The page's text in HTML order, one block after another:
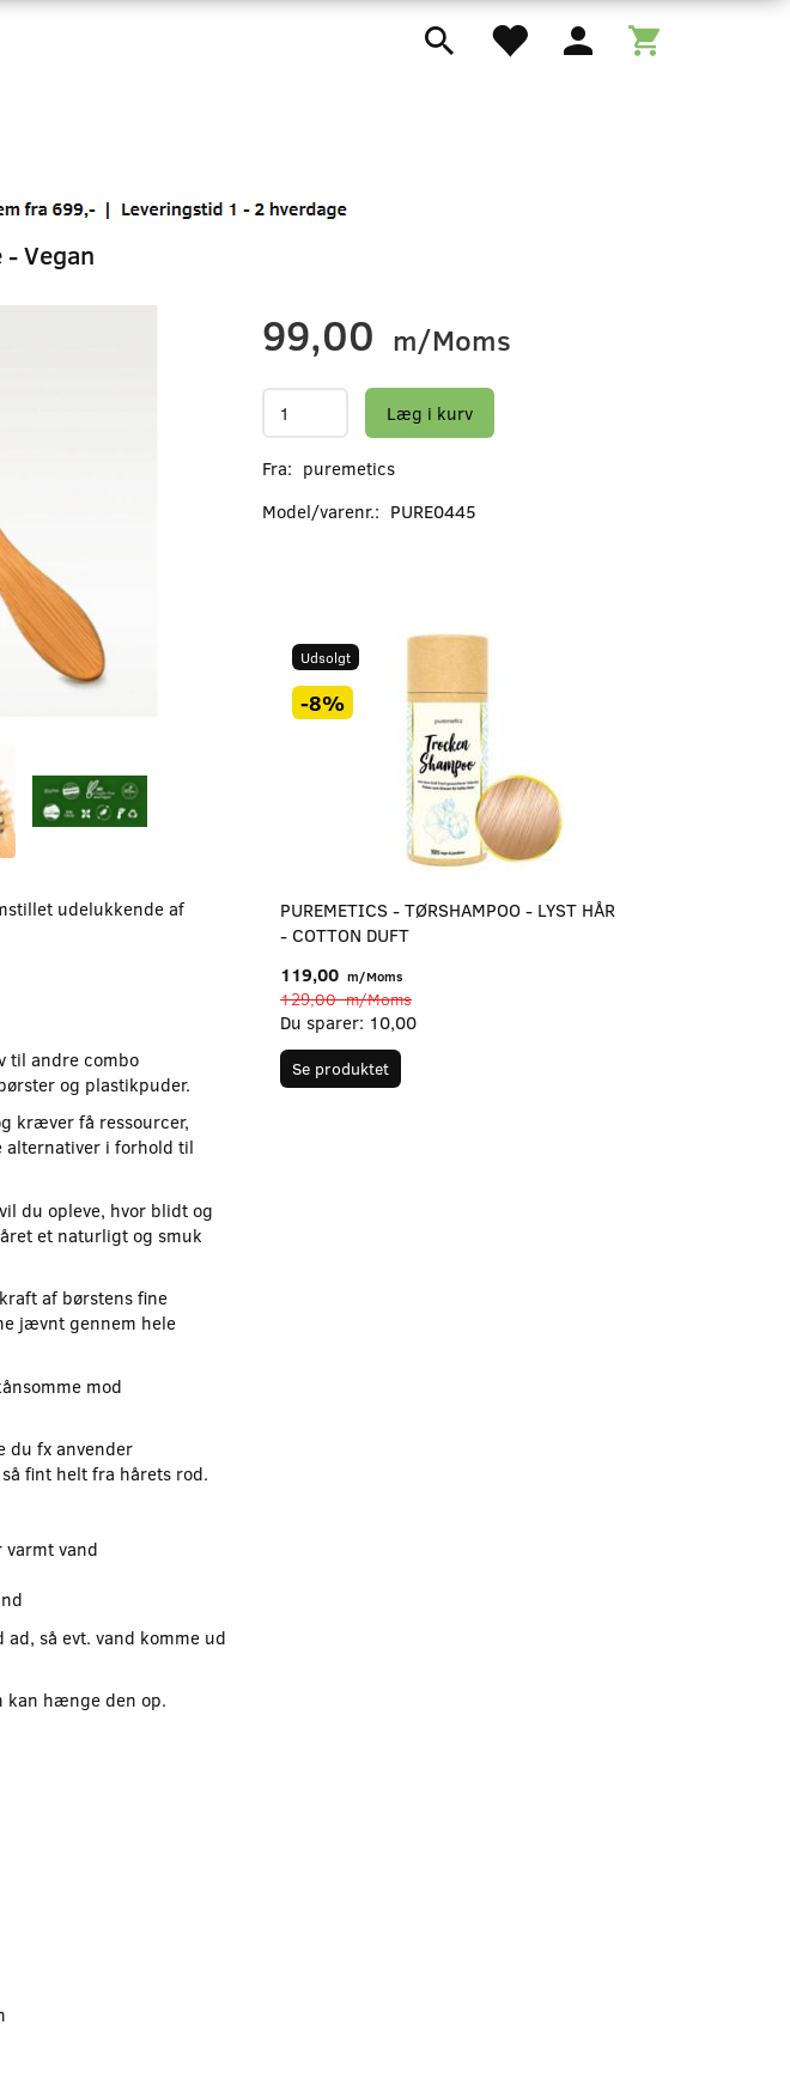
Vegan
udelukkende af
til andre combo
og plastikpuder.
kræver få ressourcer,
alternativer i forhold til
du opleve, hvor blidt og
et naturligt og smuk
af børstens fine
jævnt gennem hele
mod
du fx anvender
fint helt fra hårets rod.
varmt vand
så evt. vand komme ud
kan hænge den op.
99,00 m/Moms
Læg i kurv
Fra: puremetics
Model/varenr.: PURE0445
Udsolgt
-8%
PUREMETICS - TØRSHAMPOO - LYST HÅR
- COTTON DUFT
119,00 m/Moms
129,00m/Moms
Du sparer: 10,00
Se produktet